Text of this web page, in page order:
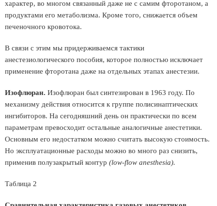
характер, во многом связанный даже не с самим фторотаном, а
продуктами его метаболизма. Кроме того, снижается объем
печеночного кровотока.
В связи с этим мы придерживаемся тактики
анестезиологического пособия, которое полностью исключает
применение фторотана даже на отдельных этапах анестезии.
Изофлюран. Изофлюран был синтезирован в 1963 году. По
механизму действия относится к группе полисинаптических
ингибиторов. На сегодняшний день он практически по всем
параметрам превосходит остальные аналогичные анестетики.
Основным его недостатком можно считать высокую стоимость.
Но эксплуатационные расходы можно во много раз снизить,
применив полузакрытый контур (low-flow anesthesia).
Таблица 2